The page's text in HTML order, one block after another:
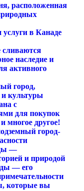
расположенная
в Канаде
сливаются
наследие и
активного
город,
и культуры
с
для покупок
многое другое!
город-
—
и природой
— его
которые вы